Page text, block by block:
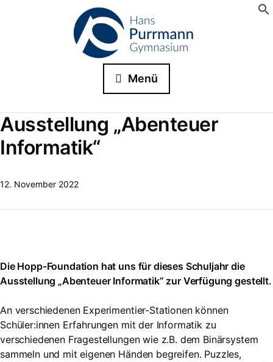
Menü
Ausstellung „Abenteuer
Informatik“
12. November 2022
Die Hopp-Foundation hat uns für dieses Schuljahr die
Ausstellung „Abenteuer Informatik“ zur Verfügung gestellt.
An verschiedenen Experimentier-Stationen können
Schüler:innen Erfahrungen mit der Informatik zu
verschiedenen Fragestellungen wie z.B. dem Binärsystem
sammeln und mit eigenen Händen begreifen. Puzzles,